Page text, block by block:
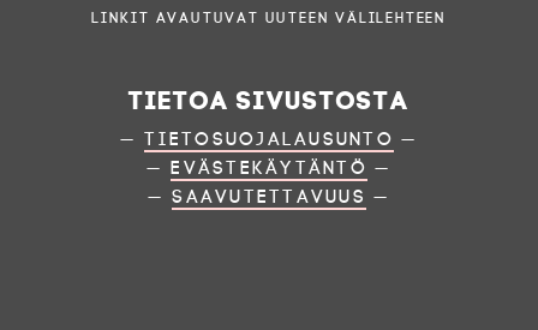
Linkit avautuvat uuteen välilehteen
Tietoa sivustosta
—Tietosuojalausunto —
—Evästekäytäntö —
—Saavutettavuus —